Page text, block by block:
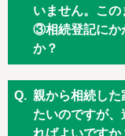
いません。この
③相続登記にか
か？
親から相続した
たいのですが